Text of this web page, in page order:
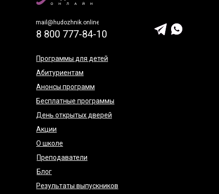
mail@hudozhnik.online
8 800 777-84-10
Программы для детей
Абитуриентам
Анонсы программ
Бесплатные программы
День открытых дверей
Акции
О школе
Преподаватели
Блог
Результаты выпускников